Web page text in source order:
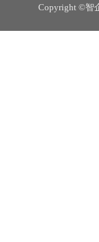
Copyright ©智